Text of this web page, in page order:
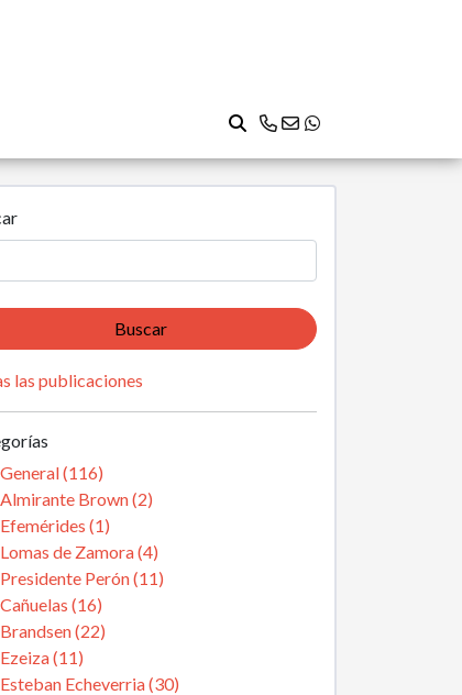
Buscar
las publicaciones
General (116)
Almirante Brown (2)
Efemérides (1)
Lomas de Zamora (4)
Presidente Perón (11)
Cañuelas (16)
Brandsen (22)
Ezeiza (11)
Esteban Echeverria (30)